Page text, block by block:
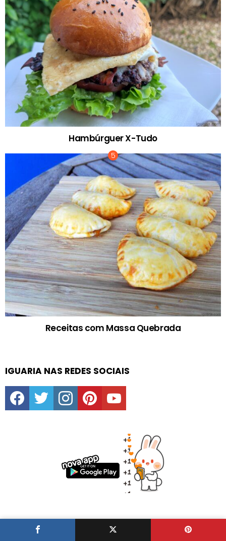
Hambúrguer X-Tudo
Receitas com Massa Quebrada
IGUARIA NAS REDES SOCIAIS
facebooktwitter instagrampinterestyoutube
DIAS ESPECIAIS E FESTAS